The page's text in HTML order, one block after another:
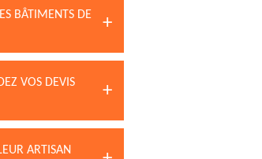
BÂTIMENTS DE
VOS DEVIS
ARTISAN